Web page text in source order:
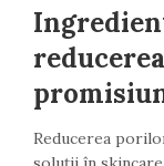
Reducerea